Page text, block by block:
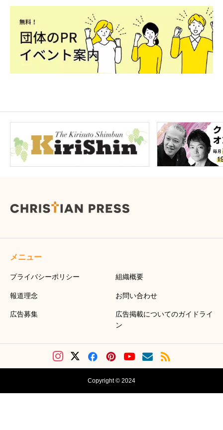
メニュー
プライバシーポリシー 組織概要
報道理念 お問い合わせ
広告募集
広告掲載についてのガイドライ
ン
Copyright © 2024